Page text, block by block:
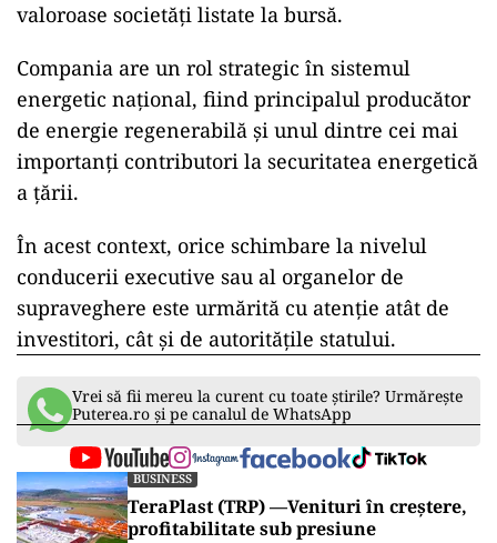
valoroase societăți listate la bursă.
Compania are un rol strategic în sistemul
energetic național, fiind principalul producător
de energie regenerabilă și unul dintre cei mai
importanți contributori la securitatea energetică
a țării.
În acest context, orice schimbare la nivelul
conducerii executive sau al organelor de
supraveghere este urmărită cu atenție atât de
investitori, cât și de autoritățile statului.
Vrei să fii mereu la curent cu toate știrile? Urmărește
Puterea.ro și pe canalul de WhatsApp
BUSINESS
TeraPlast (TRP) —Venituri în creștere,
profitabilitate sub presiune